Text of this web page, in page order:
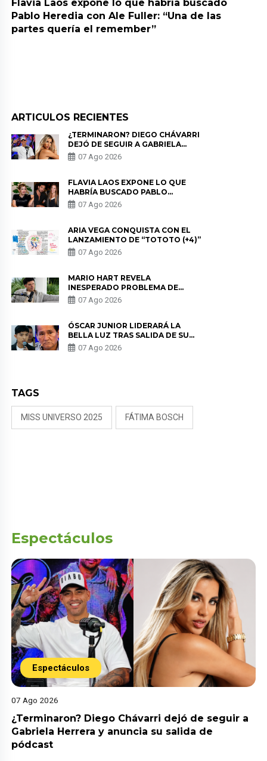
Flavia Laos expone lo que habría buscado
Pablo Heredia con Ale Fuller: “Una de las
partes quería el remember”
ARTICULOS RECIENTES
¿TERMINARON? DIEGO CHÁVARRI
DEJÓ DE SEGUIR A GABRIELA
HERRERA Y ANUNCIA SU SALIDA
DE PÓDCAST
07 Ago 2026
FLAVIA LAOS EXPONE LO QUE
HABRÍA BUSCADO PABLO
HEREDIA CON ALE FULLER: “UNA
DE LAS PARTES QUERÍA EL
07 Ago 2026
ARIA VEGA CONQUISTA CON EL
LANZAMIENTO DE “TOTOTO (+4)”
07 Ago 2026
MARIO HART REVELA
INESPERADO PROBLEMA DE
SALUD ANTES DE SEPARARSE DE
KORINA: “ME ENCONTRARON UN
07 Ago 2026
ÓSCAR JUNIOR LIDERARÁ LA
BELLA LUZ TRAS SALIDA DE SU
PADRE POR POLÉMICA CON
NALDY SALDAÑA
07 Ago 2026
TAGS
MISS UNIVERSO 2025 FÁTIMA BOSCH
Espectáculos
Espectáculos
07 Ago 2026
¿Terminaron? Diego Chávarri dejó de seguir a
Gabriela Herrera y anuncia su salida de
pódcast